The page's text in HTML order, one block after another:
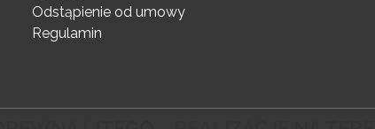
Odstąpienie od umowy
Regulamin